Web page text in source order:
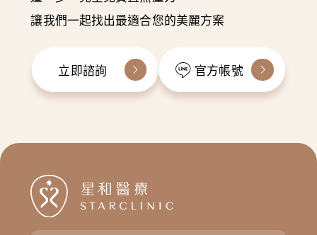
讓我們一起找出最適合您的美麗方案
立即諮詢 官方帳號